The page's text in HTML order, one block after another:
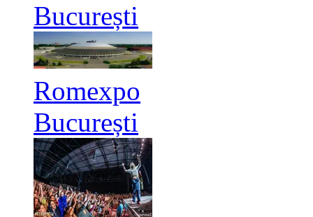
București
Romexpo
București